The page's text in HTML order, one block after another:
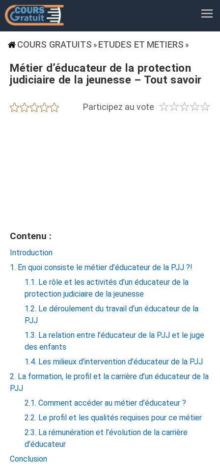
COURS GRATUITS » ETUDES ET METIERS »
Métier d’éducateur de la protection
judiciaire de la jeunesse – Tout savoir
Participez au vote ☆☆☆☆☆
★★★★★
Contenu :
Introduction
1. En quoi consiste le métier d’éducateur de la PJJ ?!
1.1. Le rôle et les activités d’un éducateur de la
protection judiciaire de la jeunesse
1.2. Le déroulement du travail d’un éducateur de la
PJJ
1.3. La relation entre l’éducateur de la PJJ et le juge
des enfants
1.4. Les milieux d’intervention d’éducateur de la PJJ
2. La formation, le profil et la carrière d’un éducateur de la
PJJ
2.1. Comment accéder au métier d’éducateur ?
2.2. Le profil et les qualités requises pour ce métier
2.3. La rémunération et l’évolution de la carrière
d’éducateur
Conclusion